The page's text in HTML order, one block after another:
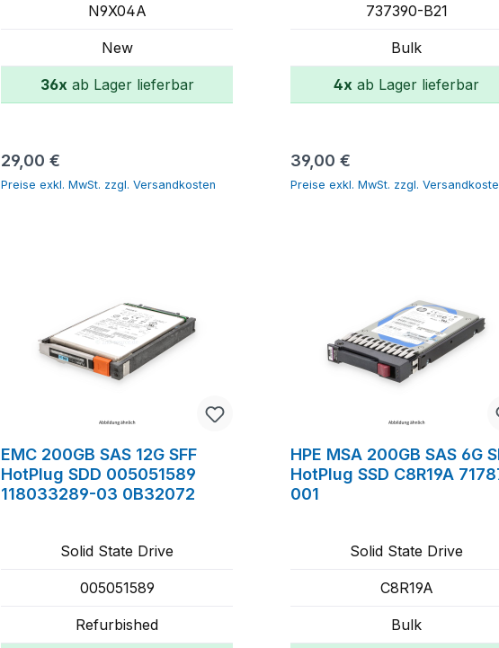
N9X04A
New
36x ab Lager lieferbar
Regulärer Preis:
29,00 €
Preise exkl. MwSt. zzgl. Versandkosten
737390-B21
Bulk
4x ab Lager lieferbar
Regulärer Preis:
39,00 €
Preise exkl. MwSt. zzgl.
EMC 200GB SAS 12G SFF
HotPlug SDD 005051589
118033289-03 0B32072
Solid State Drive
005051589
Refurbished
HPE MSA 200GB SAS 6G
HotPlug SSD C8R19A
001
Solid State Drive
C8R19A
Bulk